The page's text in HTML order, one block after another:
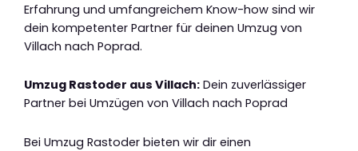
Erfahrung und umfangreichem Know-how sind wir
dein kompetenter Partner für deinen Umzug von
Villach nach Poprad.
Umzug Rastoder aus Villach: Dein zuverlässiger
Partner bei Umzügen von Villach nach Poprad
Bei Umzug Rastoder bieten wir dir einen